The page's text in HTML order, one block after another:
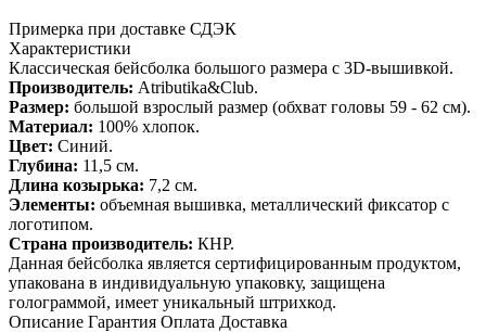
Примерка при доставке СДЭК
Характеристики
Классическая бейсболка большого размера с 3D-вышивкой.
Производитель: Atributika&Club.
Размер: большой взрослый размер (обхват головы 59 - 62 см).
Материал: 100% хлопок.
Цвет: Синий.
Глубина: 11,5 см.
Длина козырька: 7,2 см.
Элементы: объемная вышивка, металлический фиксатор с
логотипом.
Страна производитель: КНР.
Данная бейсболка является сертифицированным продуктом,
упакована в индивидуальную упаковку, защищена
голограммой, имеет уникальный штрихкод.
Описание Гарантия Оплата Доставка